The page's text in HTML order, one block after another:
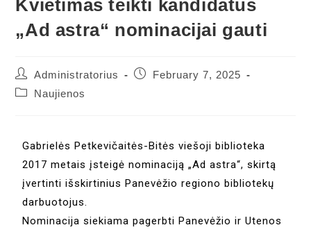
Kvietimas teikti kandidatus
„Ad astra“ nominacijai gauti
Administratorius
February 7, 2025
Naujienos
Gabrielės Petkevičaitės-Bitės viešoji biblioteka
2017 metais įsteigė nominaciją „Ad astra“, skirtą
įvertinti išskirtinius Panevėžio regiono bibliotekų
darbuotojus.
Nominacija siekiama pagerbti Panevėžio ir Utenos